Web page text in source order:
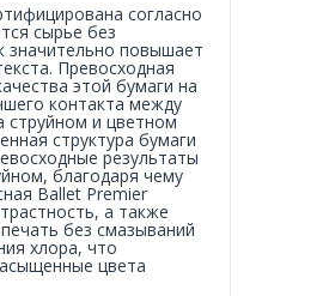
согласно
сырье без
значительно повышает
Превосходная
этой бумаги на
контакта между
струйном и цветном
структура бумаги
результаты
благодаря чему
Ballet Premier
а также
без смазываний
хлора, что
цвета